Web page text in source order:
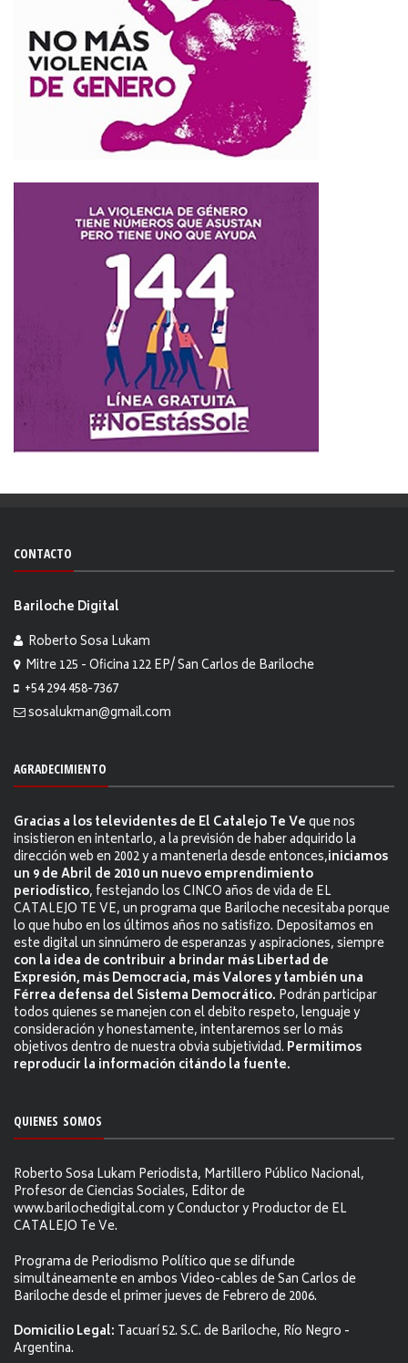
CONTACTO
Bariloche Digital
Roberto Sosa Lukam
Mitre 125 - Oficina 122 EP/ San Carlos de Bariloche
+54 294 458-7367
sosalukman@gmail.com
AGRADECIMIENTO
Gracias a los televidentes de El Catalejo Te Veque nos
insistieron en intentarlo, a la previsión de haber adquirido la
dirección web en 2002 y a mantenerla desde entonces,iniciamos
un 9 de Abril de 2010 un nuevo emprendimiento
periodístico, festejando los CINCO años de vida de EL
CATALEJO TE VE, un programa que Bariloche necesitaba porque
lo que hubo en los últimos años no satisfizo. Depositamos en
este digital un sinnúmero de esperanzas y aspiraciones, siempre
con la idea de contribuir a brindar más Libertad de
Expresión, más Democracia, más Valores y también una
Férrea defensa del Sistema Democrático. Podrán participar
todos quienes se manejen con el debito respeto, lenguaje y
consideración y honestamente, intentaremos ser lo más
objetivos dentro de nuestra obvia subjetividad. Permitimos
reproducir la información citándo la fuente.
QUIENES SOMOS
Roberto Sosa Lukam Periodista, Martillero Público Nacional,
Profesor de Ciencias Sociales, Editor de
www.barilochedigital.com y Conductor y Productor de EL
CATALEJO Te Ve.
Programa de Periodismo Político que se difunde
simultáneamente en ambos Video-cables de San Carlos de
Bariloche desde el primer jueves de Febrero de 2006.
Domicilio Legal: Tacuarí 52. S.C. de Bariloche, Río Negro -
Argentina.